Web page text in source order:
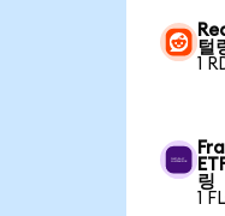
털
1
링
1